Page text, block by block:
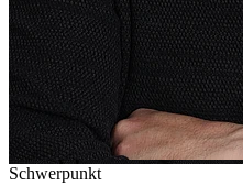
Schwerpunkt